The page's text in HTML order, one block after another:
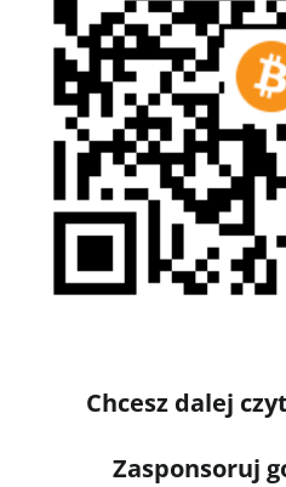
Chcesz dalej
Zasponsoruj